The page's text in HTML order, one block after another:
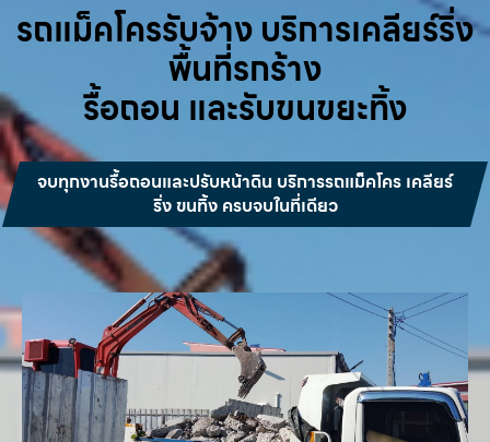
รถแม็คโครรับจ้าง บริการเคลียร์ริ่ง
พื้นที่รกร้าง
รื้อถอน และรับขนขยะทิ้ง
จบทุกงานรื้อถอนและปรับหน้าดิน บริการรถแม็คโคร เคลียร์
ริ่ง ขนทิ้ง ครบจบในที่เดียว